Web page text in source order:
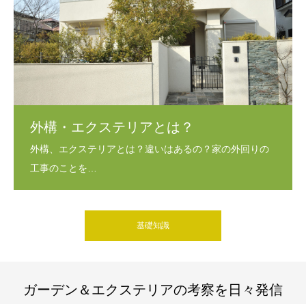
外構・エクステリアとは？
基礎知識
ガーデン＆エクステリアの考察を日々発信